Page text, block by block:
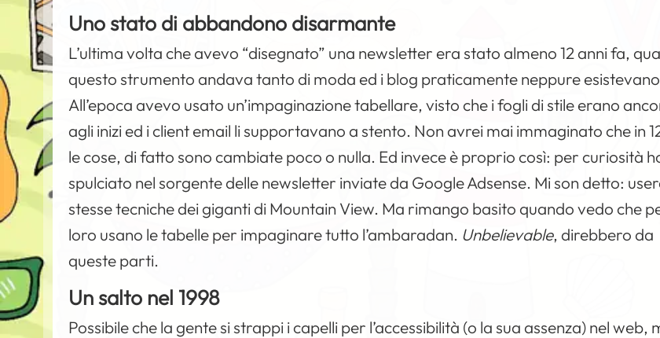
Uno stato di abbandono disarmante
L’ultima volta che avevo “disegnato” una newsletter era stato almeno 12 anni fa,
questo strumento andava tanto di moda ed i blog praticamente neppure
All’epoca avevo usato un’impaginazione tabellare, visto che i fogli di stile erano
agli inizi ed i client email li supportavano a stento. Non avrei mai immaginato che in
le cose, di fatto sono cambiate poco o nulla. Ed invece è proprio così: per curiosità
spulciato nel sorgente delle newsletter inviate da Google Adsense. Mi son detto:
stesse tecniche dei giganti di Mountain View. Ma rimango basito quando vedo che
loro usano le tabelle per impaginare tutto l’ambaradan. Unbelievable, direbbero da
queste parti.
Un salto nel 1998
Possibile che la gente si strappi i capelli per l’accessibilità (o la sua assenza) nel web,